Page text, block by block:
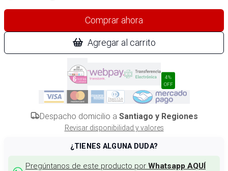
Comprar ahora
Agregar al carrito
4%
OFF
Despacho domicilio a Santiago y Regiones
Revisar disponibilidad y valores
¿TIENES ALGUNA DUDA?
Pregúntanos de este producto por Whatsapp AQUÍ